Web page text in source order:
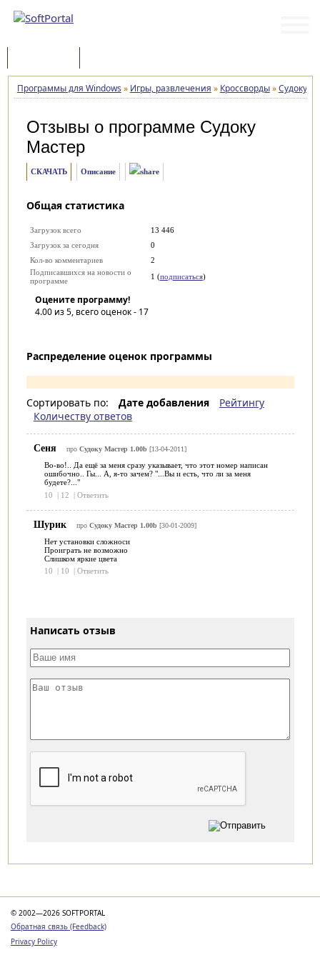
Программы для Windows » Игры, развлечения » Кроссворды»Судоку
Отзывы о программе Судоку
Мастер
СКАЧАТЬ Описание
Общая статистика
Загрузок всего
13 446
Загрузок за сегодня
0
Кол-во комментариев
2
Подписавшихся на новости о
программе
1 (подписаться)
Оцените программу!
4.00из 5, всего оценок - 17
Распределение оценок программы
Сортировать по: Дате добавления
Рейтингу
Количеству ответов
Сеня про Судоку Мастер 1.00b [13-04-2011]
Во-во!.. Да ещё за меня сразу указывает, что этот номер написан
ошибочно.. Гы... А, я-то зачем? "...Вы и есть, что ли за меня
будете?..."
10
| 12 | Ответить
Шурик про Судоку Мастер 1.00b [30-01-2009]
Нет установки сложноси
Проиграть не возможно
Слишком яркие цвета
10
| 10 | Ответить
Написать отзыв
© 2002—2026 SOFTPORTAL
Обратная связь (Feedback)
Privacy Policy